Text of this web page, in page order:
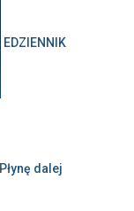
EDZIENNIK
Płynę dalej